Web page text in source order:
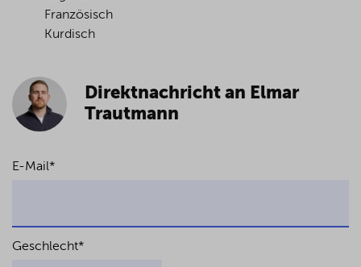
Französisch
Kurdisch
Direktnachricht an Elmar
Trautmann
E-Mail*
Geschlecht*